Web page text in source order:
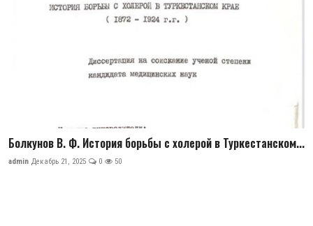
Болкунов В. Ф. История борьбы с холерой в Туркестанском...
admin Декабрь 21, 2025 0 50